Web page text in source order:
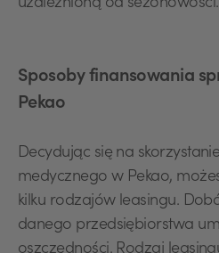
uzależnioną od sezonowości.
Sposoby finansowania
Pekao
Decydując się na
medycznego w Pekao,
kilku rodzajów leasingu.
danego przedsiębiorstwa
oszczędności. Rodzaj